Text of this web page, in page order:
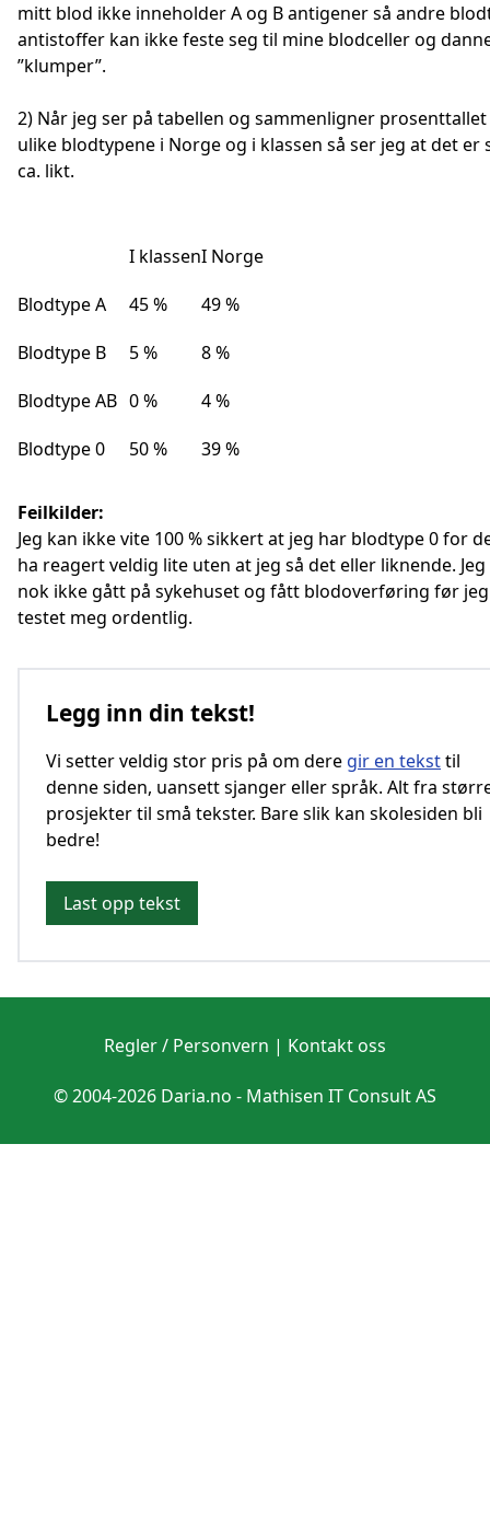
mitt blod ikke inneholder A og B antigener så andre
antistoffer kan ikke feste seg til mine blodceller og
”klumper”.
2) Når jeg ser på tabellen og sammenligner prosenttallet
ulike blodtypene i Norge og i klassen så ser jeg at det er
ca. likt.
I klassenI Norge
Blodtype A
45 %
49 %
Blodtype B
5 %
8 %
Blodtype AB 0 %
4 %
Blodtype 0
50 % 39 %
Feilkilder:
Jeg kan ikke vite 100 % sikkert at jeg har blodtype 0 for
ha reagert veldig lite uten at jeg så det eller liknende. Jeg
nok ikke gått på sykehuset og fått blodoverføring før
testet meg ordentlig.
Legg inn din tekst!
Vi setter veldig stor pris på om dere gir en teksttil
denne siden, uansett sjanger eller språk. Alt fra
prosjekter til små tekster. Bare slik kan skolesiden bli
bedre!
Last opp tekst
Regler / Personvern | Kontakt oss
© 2004-2026 Daria.no - Mathisen IT Consult AS